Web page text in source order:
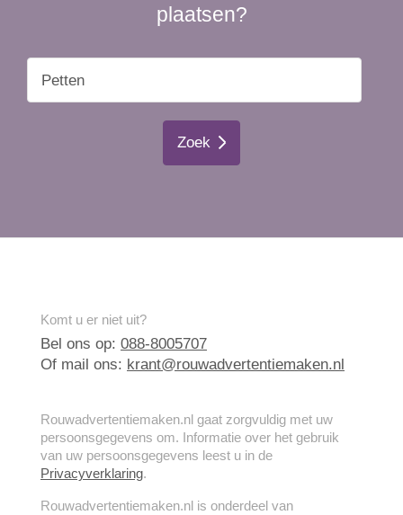
plaatsen?
Zoek
Komt u er niet uit?
Bel ons op: 088-8005707
Of mail ons: krant@rouwadvertentiemaken.nl
Rouwadvertentiemaken.nl gaat zorgvuldig met uw
persoonsgegevens om. Informatie over het gebruik
van uw persoonsgegevens leest u in de
Privacyverklaring.
Rouwadvertentiemaken.nl is onderdeel van